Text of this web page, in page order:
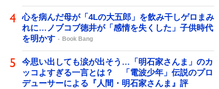
心を病んだ母が「4Lの大五郎」を飲み干しゲロまみ
れに…ノブコブ徳井が「感情を失くした」子供時代
を明かす
Book Bang
今思い出しても涙が出そう…「明石家さんま」のカ
ッコよすぎる一言とは？ 「電波少年」伝説のプロ
デューサーによる『人間・明石家さんま』評